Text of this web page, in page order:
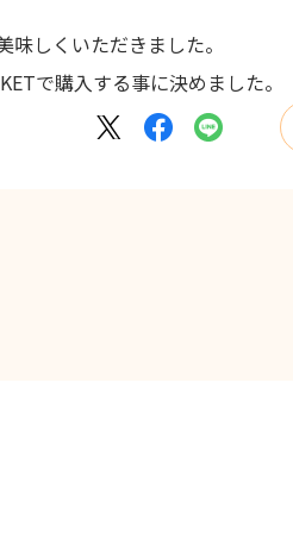
しくいただきました。
で購入する事に決めました。